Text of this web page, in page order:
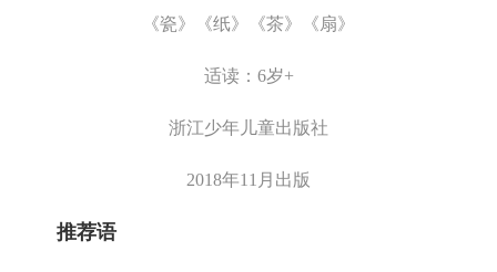
《瓷》《纸》《茶》《扇》
适读：6岁+
浙江少年儿童出版社
2018年11月出版
推荐语